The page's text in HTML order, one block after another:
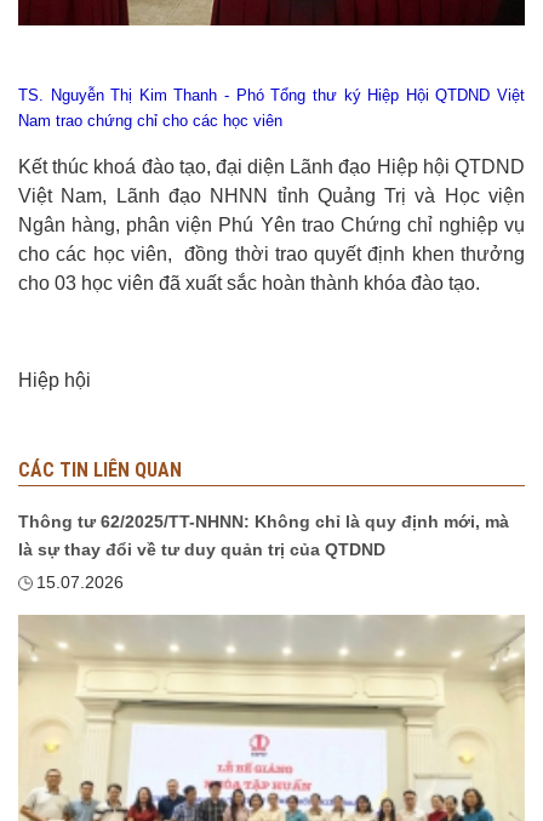
TS. Nguyễn Thị Kim Thanh - Phó Tổng thư ký Hiệp Hội QTDND Việt
Nam trao chứng chỉ cho các học viên
Kết thúc khoá đào tạo, đại diện Lãnh đạo Hiệp hội QTDND
Việt Nam, Lãnh đạo NHNN tỉnh Quảng Trị và Học viện
Ngân hàng, phân viện Phú Yên trao Chứng chỉ nghiệp vụ
cho các học viên, đồng thời trao quyết định khen thưởng
cho 03 học viên đã xuất sắc hoàn thành khóa đào tạo.
Hiệp hội
CÁC TIN LIÊN QUAN
Thông tư 62/2025/TT-NHNN: Không chỉ là quy định mới, mà
là sự thay đổi về tư duy quản trị của QTDND
15.07.2026